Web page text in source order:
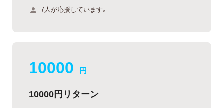
7人が応援しています。
10000 円
10000円リターン